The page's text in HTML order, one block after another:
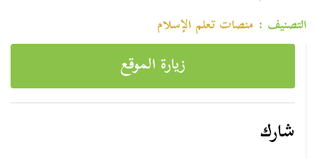
التصنيف : منصات تعلم الإسلام
زيارة الموقع
شارك